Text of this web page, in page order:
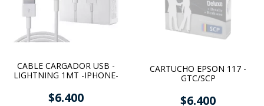
CABLE CARGADOR USB -
LIGHTNING 1MT -IPHONE-
$6.400
CARTUCHO EPSON 117 -
GTC/SCP
$6.400